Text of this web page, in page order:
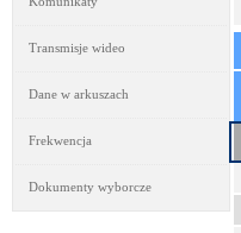
Transmisje wideo
Dane w arkuszach
Frekwencja
Dokumenty wyborcze